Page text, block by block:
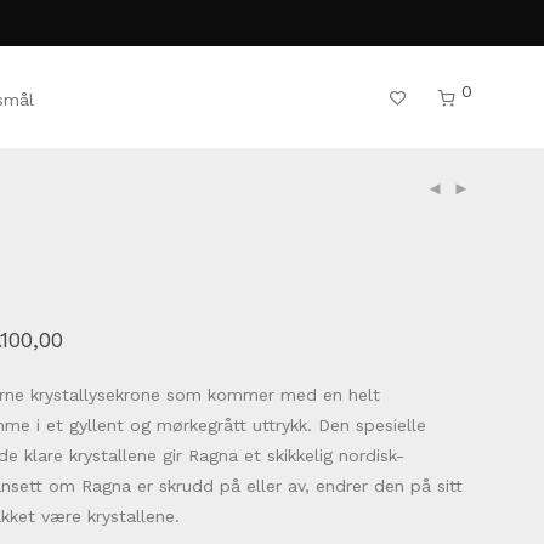
0
krystallysekrone som kommer med en helt
i et gyllent og mørkegrått uttrykk. Den spesielle
klare krystallene gir Ragna et skikkelig nordisk-
om Ragna er skrudd på eller av, endrer den på sitt
være krystallene.